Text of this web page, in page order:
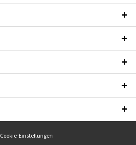
Cookie-Einstellungen